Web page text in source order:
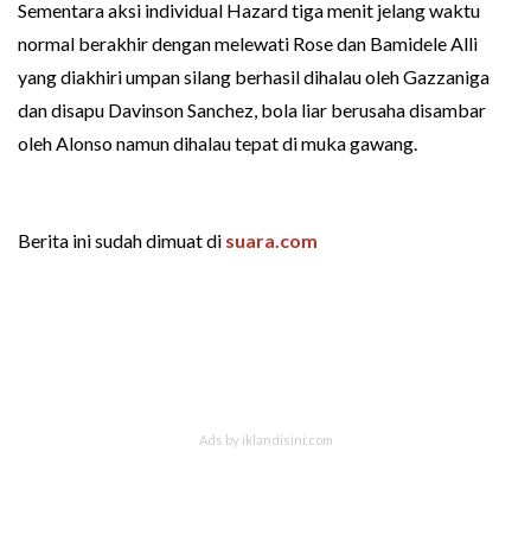
Sementara aksi individual Hazard tiga menit jelang waktu
normal berakhir dengan melewati Rose dan Bamidele Alli
yang diakhiri umpan silang berhasil dihalau oleh Gazzaniga
dan disapu Davinson Sanchez, bola liar berusaha disambar
oleh Alonso namun dihalau tepat di muka gawang.
Berita ini sudah dimuat di suara.com